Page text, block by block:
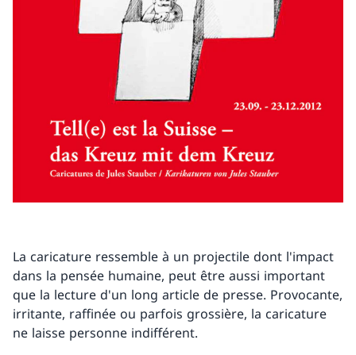
La caricature ressemble à un projectile dont l'impact
dans la pensée humaine, peut être aussi important
que la lecture d'un long article de presse. Provocante,
irritante, raffinée ou parfois grossière, la caricature
ne laisse personne indifférent.